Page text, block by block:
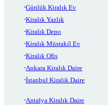
Günlük Kiralık Ev
Kiralık Yazlık
Kiralık Depo
Kiralık Müstakil Ev
Kiralık Ofis
Ankara Kiralık Daire
İstanbul Kiralık Daire
Antalya Kiralık Daire